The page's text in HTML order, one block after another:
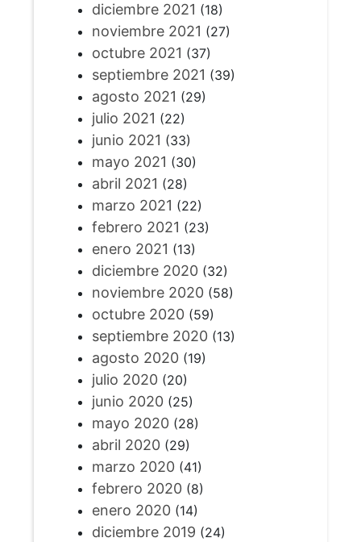
diciembre 2021 (18)
noviembre 2021 (27)
octubre 2021 (37)
septiembre 2021 (39)
agosto 2021 (29)
julio 2021 (22)
junio 2021 (33)
mayo 2021 (30)
abril 2021 (28)
marzo 2021 (22)
febrero 2021 (23)
enero 2021 (13)
diciembre 2020(32)
noviembre 2020(58)
octubre 2020(59)
septiembre 2020(13)
agosto 2020(19)
julio 2020(20)
junio 2020(25)
mayo 2020(28)
abril 2020(29)
marzo 2020(41)
febrero 2020(8)
enero 2020(14)
diciembre 2019 (24)